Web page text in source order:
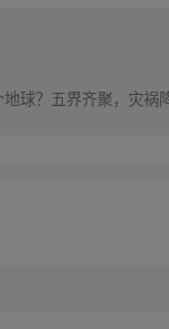
球？五界齐聚，灾祸降